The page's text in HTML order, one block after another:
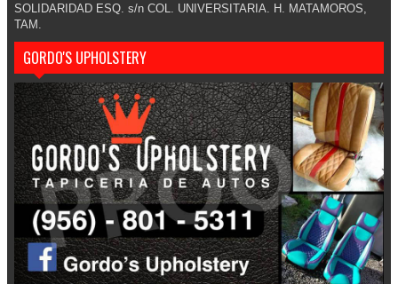
SOLIDARIDAD ESQ. s/n COL. UNIVERSITARIA. H. MATAMOROS,
TAM.
GORDO'S UPHOLSTERY